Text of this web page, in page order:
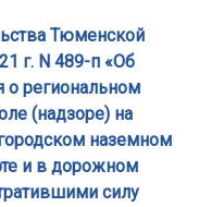
Тюменской
г. N 489-п «Об
региональном
(надзоре) на
наземном
и в дорожном
силу